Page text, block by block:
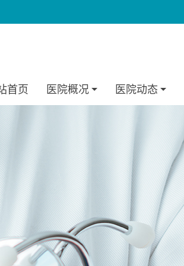
首页 医院概况 医院动态